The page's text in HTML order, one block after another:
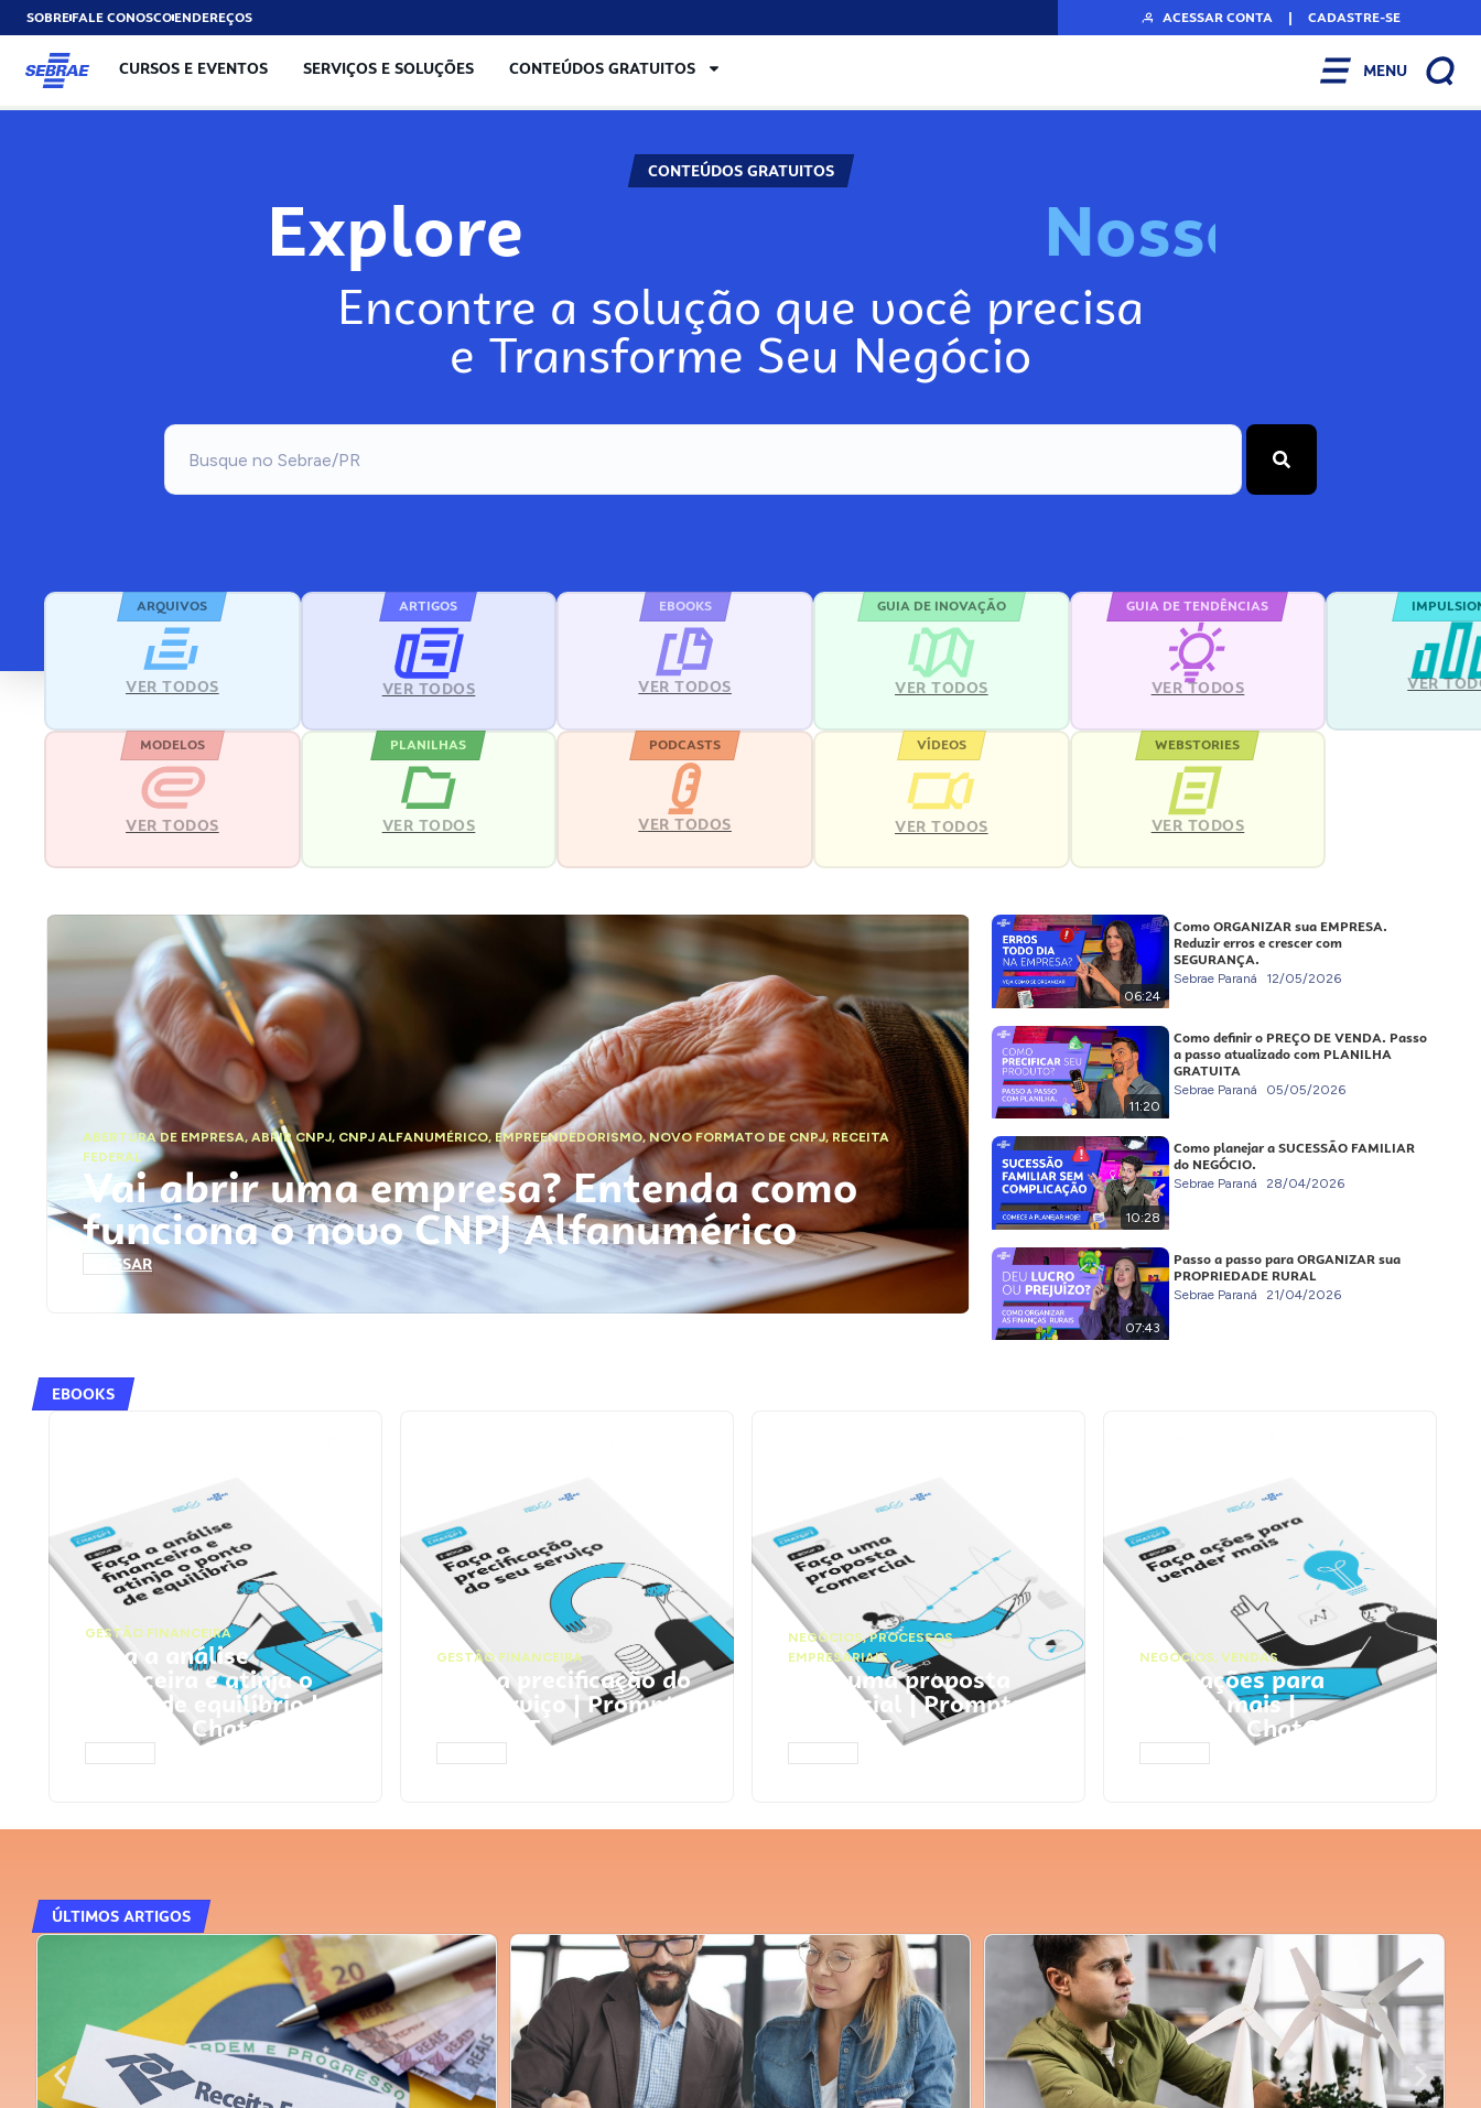
SOBREFALE CONOSCOENDEREÇOS ACESSAR CONTA | CADASTRE-SE
CURSOS E EVENTOS SERVIÇOS E SOLUÇÕES CONTEÚDOS GRATUITOS MENU
CONTEÚDOS GRATUITOS
Explore Nosso
Encontre a solução que você precisa
e Transforme Seu Negócio
ARQUIVOS
VER TODOS
ARTIGOS
VER TODOS
EBOOKS
VER TODOS
GUIA DE INOVAÇÃO
VER TODOS
GUIA DE TENDÊNCIAS
VER TODOS VER
MODELOS
VER TODOS
PLANILHAS
VER TODOS
PODCASTS
VER TODOS
VÍDEOS
VER TODOS
WEBSTORIES
VER TODOS
ABERTURA DE EMPRESA,ABRIR CNPJ, CNPJ ALFANUMÉRICO, EMPREENDEDORISMO,NOVO FORMATO DE CNPJ,RECEITA
FEDERAL
Vai abrir uma empresa? Entenda como
funciona o novo CNPJ Alfanumérico
ACESSAR
06:24
Como ORGANIZAR sua EMPRESA.
Reduzir erros e crescer com
SEGURANÇA.
Sebrae Paraná 12/05/2026
11:20
Como definir o PREÇO DE VENDA. Passo
a passo atualizado com PLANILHA
GRATUITA
Sebrae Paraná 05/05/2026
10:28
Como planejar a SUCESSÃO FAMILIAR
do NEGÓCIO.
Sebrae Paraná 28/04/2026
07:43
Passo a passo para ORGANIZAR sua
PROPRIEDADE RURAL
Sebrae Paraná 21/04/2026
EBOOKS
GESTÃO FINANCEIRA
Faça a análise
financeira e atinja o
ponto de equilíbrio |
Prompts ChatGPT
GESTÃO FINANCEIRA
Faça a precificação do
seu serviço | Prompts
ChatGPT
NEGÓCIOS,PROCESSOS
EMPRESARIAIS
Faça uma proposta
comercial | Prompts
ChatGPT
NEGÓCIOS, VENDAS
Faça ações para
vender mais |
Prompts ChatGPT
ÚLTIMOS ARTIGOS